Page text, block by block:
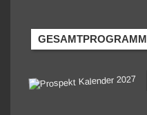
GESAMTPROGRAMM